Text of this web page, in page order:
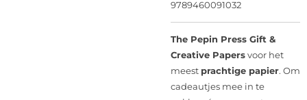
9789460091032
The Pepin Press Gift &
Creative Papersvoor het
meest prachtige papier. Om
cadeautjes mee in te